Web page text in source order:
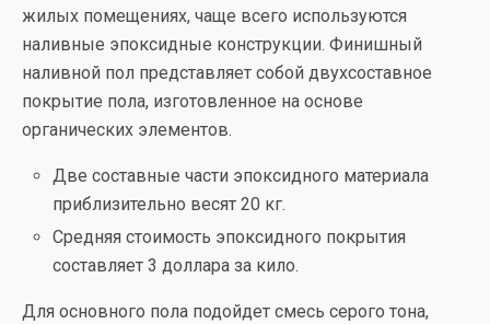
жилых помещениях, чаще всего используются
наливные эпоксидные конструкции. Финишный
наливной пол представляет собой двухсоставное
покрытие пола, изготовленное на основе
органических элементов.
Две составные части эпоксидного материала
приблизительно весят 20 кг.
Средняя стоимость эпоксидного покрытия
составляет 3 доллара за кило.
Для основного пола подойдет смесь серого тона,